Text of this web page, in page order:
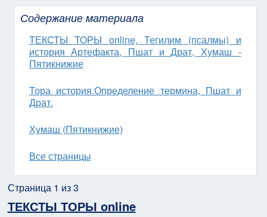
Содержание материала
ТЕКСТЫ ТОРЫ online, Тегилим (псалмы) и
история Артефакта, Пшат и Драт, Хумаш -
Пятикнижие
Тора история.Определение термина, Пшат и
Драт.
Хумаш (Пятикнижие)
Все страницы
Страница 1 из 3
ТЕКСТЫ ТОРЫ online